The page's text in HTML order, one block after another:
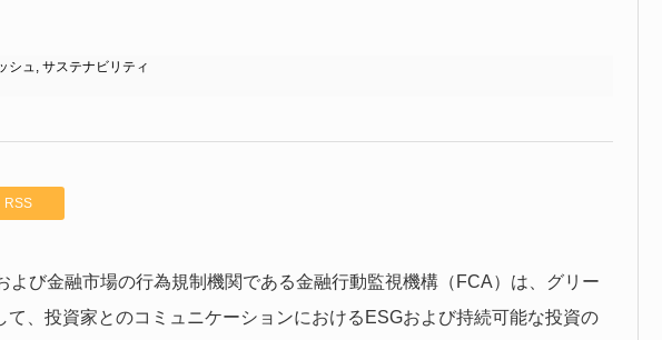
シュ, サステナビリティ
RSS
よび金融市場の行為規制機関である金融行動監視機構（FCA）は、グリー
て、投資家とのコミュニケーションにおけるESGおよび持続可能な投資の